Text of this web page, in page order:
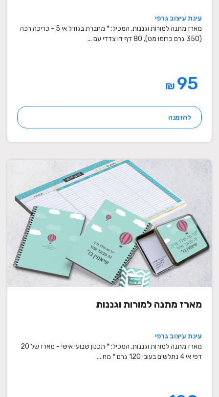
עינת עיצוב גרפי
מארז מתנה למורות וגננות, המכיל: * מחברת בגודל אי 5 - כריכה רכה
(350 גרם כרומו מט), 80 דף דו צדדי עם ...
₪
להזמנה
מארז מתנה למורות וגננות
עינת עיצוב גרפי
מארז מתנה למורות וגננות, המכיל: * תכנון שבועי אישי - מארז של 20
דפי אי 4 נתלשים בעובי 120 גרם * מח ...